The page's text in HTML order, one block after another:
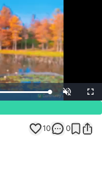
Unmute
10 0